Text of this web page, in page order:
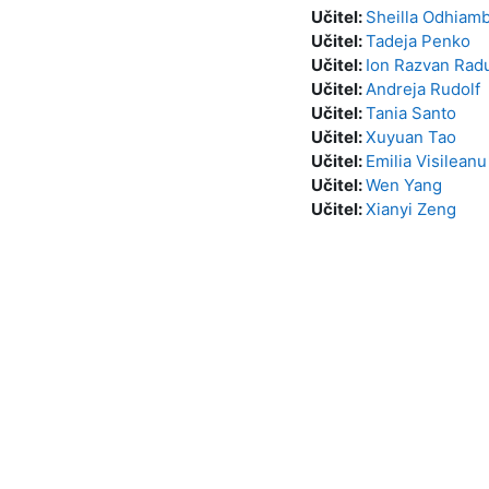
Učitel: Sheilla
Učitel:Tadeja Penko
Učitel: Ion Razvan
Učitel: Andreja Rudolf
Učitel:Tania Santo
Učitel:Xuyuan Tao
Učitel: Emilia Visileanu
Učitel:Wen Yang
Učitel:Xianyi Zeng